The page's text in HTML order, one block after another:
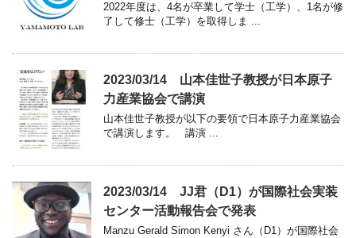
2022年度は、4名が卒業して学士（工学）、1名が修
了して修士（工学）を取得しま ...
2023/03/14 山本佳世子教授が日本原子
力産業協会で講演
山本佳世子教授が以下の要領で日本原子力産業協会
で講演します。 講演 ...
2023/03/14 JJ君（D1）が国際社会実装
センター活動報告会で発表
Manzu Gerald Simon Kenyi さん（D1）が国際社会